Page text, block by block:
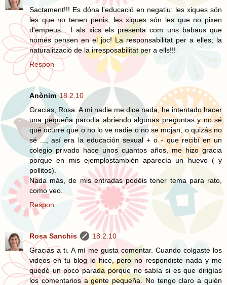
Sactament!!! Es dóna l'educació en negatiu: les xiques són
les que no tenen penis, les xiques són les que no pixen
d'empeus... I als xics els presenta com uns babaus que
només pensen en el joc! La responsabilitat per a elles; la
naturalització de la irresposabilitat per a ells!!!
Respon
Anònim 18.2.10
Gracias, Rosa. A mi nadie me dice nada, he intentado hacer
una pequeña parodia abriendo algunas preguntas y no sé
qué ocurre que o no lo ve nadie o no se mojan, o quizás no
sé ..., así era la educación sexual + o - que recibí en un
colegio privado hace unos cuantos años, me hizo gracia
porque en mis ejemplostambién aparecía un huevo ( y
pollitos).
Nada más, de mis entradas podéis tener tema para rato,
como veo.
Respon
Rosa Sanchis
18.2.10
Gracias a ti. A mí me gusta comentar. Cuando colgaste los
videos en tu blog lo hice, pero no respondiste nada y me
quedé un poco parada porque no sabía si es que dirigías
los comentarios a gente pequeña. No tengo claro a quién